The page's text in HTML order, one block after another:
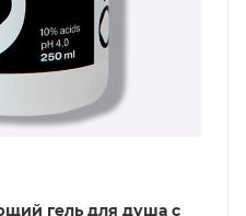
гель для душа с